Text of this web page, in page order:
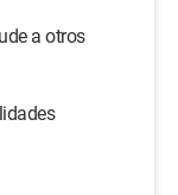
a otros